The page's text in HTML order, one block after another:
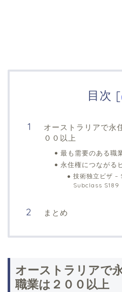
目次 [
オーストラリアで永
００以上
最も需要のある職
永住権につながる
技術独立ビザ
Subclass S189
まとめ
オーストラリアで
職業は２００以上